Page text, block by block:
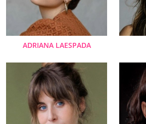
ADRIANA LAESPADA